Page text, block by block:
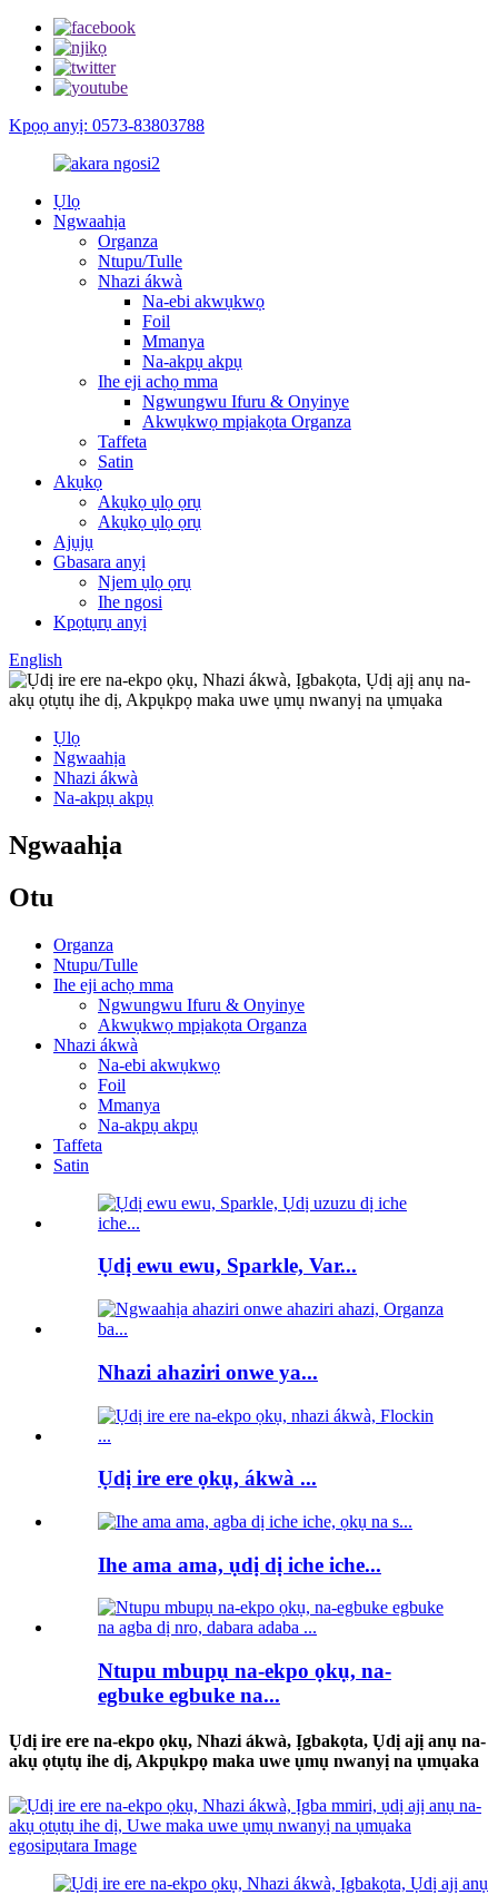
Kpọọ anyị: 0573-83803788
Ụlọ
Ngwaahịa
Organza
Ntupu/Tulle
Nhazi ákwà
Na-ebi akwụkwọ
Foil
Mmanya
Na-akpụ akpụ
Ihe eji achọ mma
Ngwungwu Ifuru & Onyinye
Akwụkwọ mpịakọta Organza
Taffeta
Satin
Akụkọ
Akụkọ ụlọ ọrụ
Akụkọ ụlọ ọrụ
Ajụjụ
Gbasara anyị
Njem ụlọ ọrụ
Ihe ngosi
Kpọtụrụ anyị
English
Ụlọ
Ngwaahịa
Nhazi ákwà
Na-akpụ akpụ
Ngwaahịa
Otu
Organza
Ntupu/Tulle
Ihe eji achọ mma
Ngwungwu Ifuru & Onyinye
Akwụkwọ mpịakọta Organza
Nhazi ákwà
Na-ebi akwụkwọ
Foil
Mmanya
Na-akpụ akpụ
Taffeta
Satin
Ụdị ewu ewu, Sparkle, Var...
Nhazi ahaziri onwe ya...
Ụdị ire ere ọkụ, ákwà ...
Ihe ama ama, ụdị dị iche iche...
Ntupu mbupụ na-ekpo ọkụ, na-
egbuke egbuke na...
Ụdị ire ere na-ekpo ọkụ, Nhazi ákwà, Ịgbakọta, Ụdị ajị anụ na-
akụ ọtụtụ ihe dị, Akpụkpọ maka uwe ụmụ nwanyị na ụmụaka